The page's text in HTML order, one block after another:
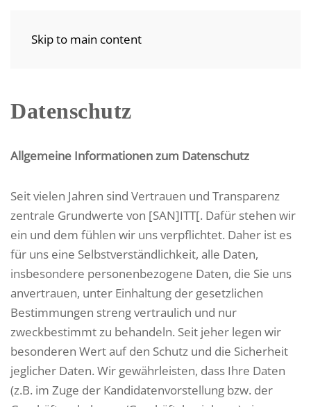
Skip to main content
Datenschutz
Allgemeine Informationen zum Datenschutz
Seit vielen Jahren sind Vertrauen und Transparenz
zentrale Grundwerte von [SAN]ITT[. Dafür stehen wir
ein und dem fühlen wir uns verpflichtet. Daher ist es
für uns eine Selbstverständlichkeit, alle Daten,
insbesondere personenbezogene Daten, die Sie uns
anvertrauen, unter Einhaltung der gesetzlichen
Bestimmungen streng vertraulich und nur
zweckbestimmt zu behandeln. Seit jeher legen wir
besonderen Wert auf den Schutz und die Sicherheit
jeglicher Daten. Wir gewährleisten, dass Ihre Daten
(z.B. im Zuge der Kandidatenvorstellung bzw. der